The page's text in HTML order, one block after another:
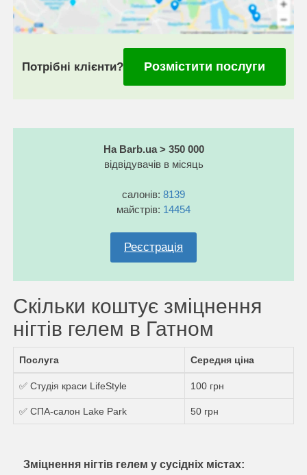
Потрібні клієнти? Розмістити послуги
На Barb.ua > 350 000
відвідувачів в місяць
салонів: 8139
майстрів: 14454
Реєстрація
Скільки коштує зміцнення
нігтів гелем в Гатном
Послуга Середня ціна
✅ Студія краси LifeStyle 100 грн
✅ СПА-салон Lake Park 50 грн
Зміцнення нігтів гелем у сусідніх містах: